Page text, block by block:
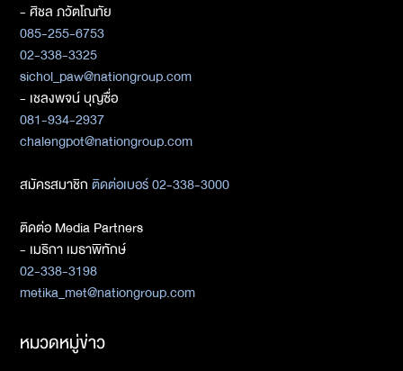
- ศิชล ภวัตโณทัย
085-255-6753
02-338-3325
sichol_paw@nationgroup.com
- เชลงพจน์ บุญซื่อ
081-934-2937
chalengpot@nationgroup.com
สมัครสมาชิกติดต่อเบอร์ 02-338-3000
ติดต่อ Media Partners
- เมธิกา เมธาพิทักษ์
02-338-3198
metika_met@nationgroup.com
หมวดหมู่ข่าว